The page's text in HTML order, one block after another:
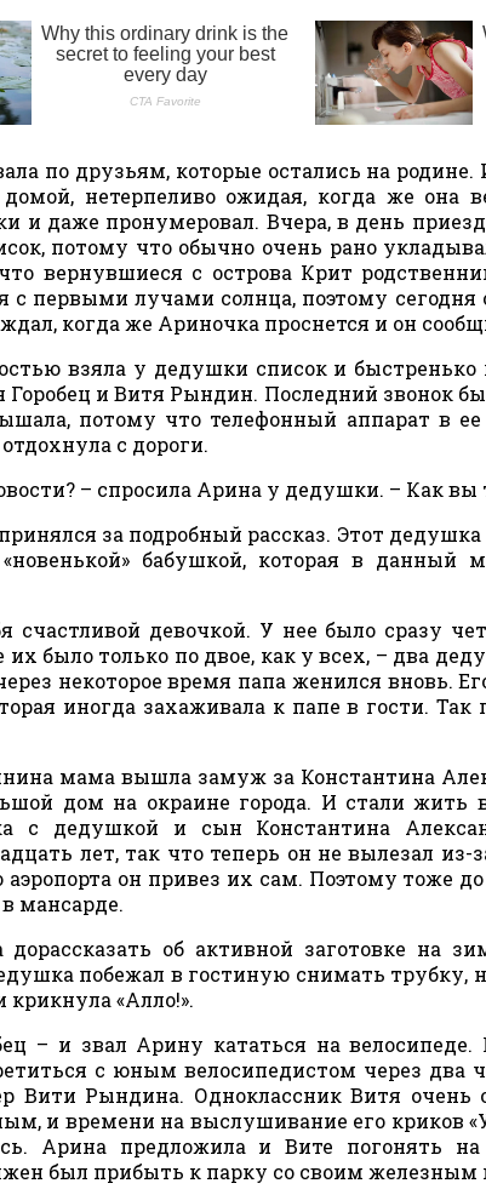
по друзьям, которые остались на
нетерпеливо ожидая, когда же она
и даже пронумеровал. Вчера, в день
потому что обычно очень рано
вернувшиеся с острова Крит
первыми лучами солнца, поэтому сегодня
когда же Ариночка проснется и он
взяла у дедушки список и быстренько
Горобец и Витя Рындин. Последний звонок
потому что телефонный аппарат в
с дороги.
– спросила Арина у дедушки. – Как вы
за подробный рассказ. Этот
бабушкой, которая в данный
счастливой девочкой. У нее было сразу
их было только по двое, как у всех, – два
некоторое время папа женился вновь.
иногда захаживала к папе в гости.
мама вышла замуж за Константина
дом на окраине города. И стали
с дедушкой и сын Константина
лет, так что теперь он не вылезал
аэропорта он привез их сам. Поэтому тоже
мансарде.
об активной заготовке на
побежал в гостиную снимать трубку,
крикнула «Алло!».
– и звал Арину кататься на велосипеде.
с юным велосипедистом через два
Вити Рындина. Одноклассник Витя очень
и времени на выслушивание его криков
Арина предложила и Вите погонять
был прибыть к парку со своим железным